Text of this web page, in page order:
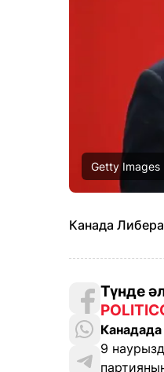
Getty Images
Канада
Түнде
Канадада
9